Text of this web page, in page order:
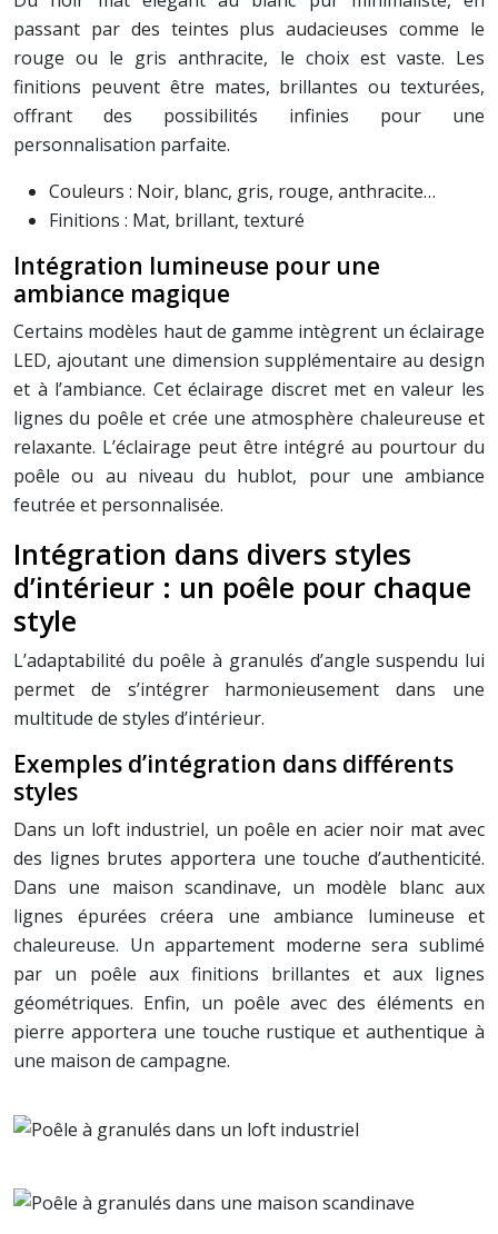
passant par des teintes plus audacieuses comme le
rouge ou le gris anthracite, le choix est vaste. Les
finitions peuvent être mates, brillantes ou texturées,
offrant des possibilités infinies pour une
personnalisation parfaite.
Couleurs : Noir, blanc, gris, rouge, anthracite…
Finitions : Mat, brillant, texturé
Intégration lumineuse pour une
ambiance magique
Certains modèles haut de gamme intègrent un éclairage
LED, ajoutant une dimension supplémentaire au design
et à l’ambiance. Cet éclairage discret met en valeur les
lignes du poêle et crée une atmosphère chaleureuse et
relaxante. L’éclairage peut être intégré au pourtour du
poêle ou au niveau du hublot, pour une ambiance
feutrée et personnalisée.
Intégration dans divers styles
d’intérieur : un poêle pour chaque
style
L’adaptabilité du poêle à granulés d’angle suspendu lui
permet de s’intégrer harmonieusement dans une
multitude de styles d’intérieur.
Exemples d’intégration dans différents
styles
Dans un loft industriel, un poêle en acier noir mat avec
des lignes brutes apportera une touche d’authenticité.
Dans une maison scandinave, un modèle blanc aux
lignes épurées créera une ambiance lumineuse et
chaleureuse. Un appartement moderne sera sublimé
par un poêle aux finitions brillantes et aux lignes
géométriques. Enfin, un poêle avec des éléments en
pierre apportera une touche rustique et authentique à
une maison de campagne.